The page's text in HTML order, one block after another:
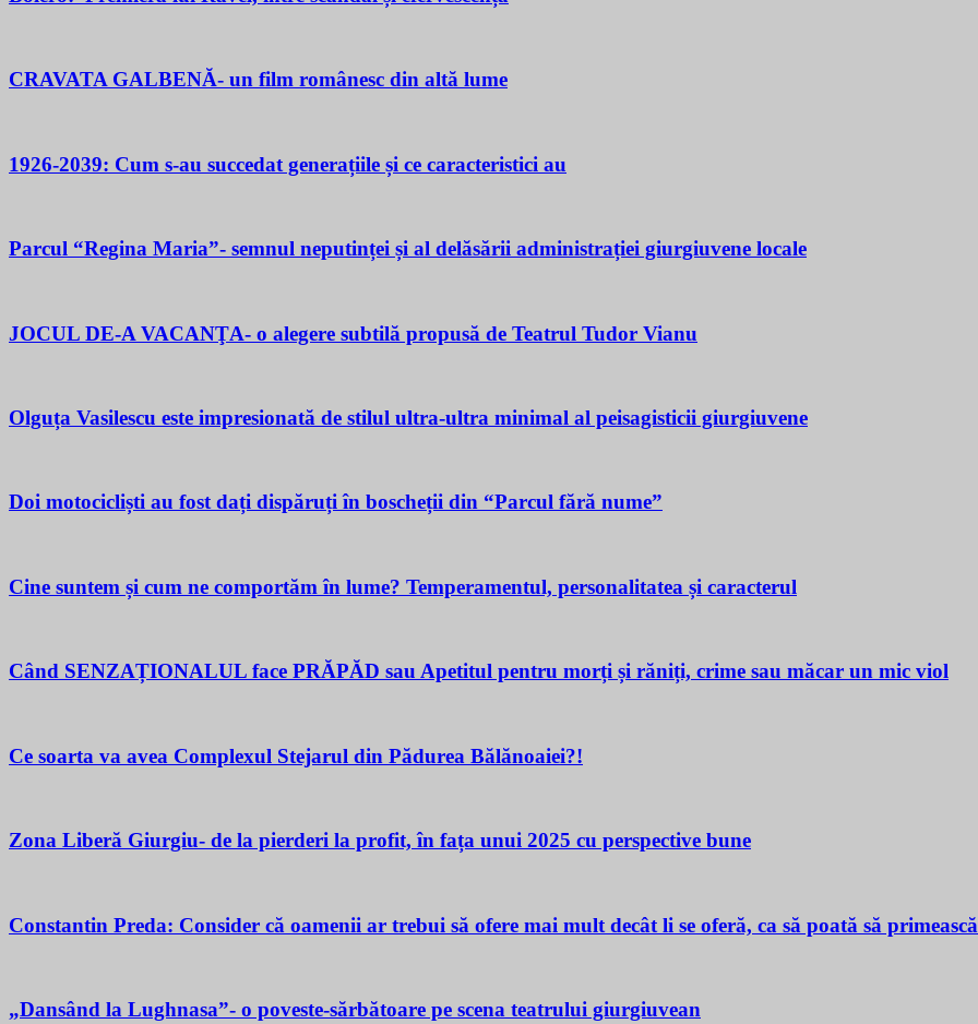
CRAVATA GALBENĂ- un film românesc din altă lume
1926-2039: Cum s-au succedat generațiile și ce caracteristici au
Parcul “Regina Maria”- semnul neputinței și al delăsării administrației giurgiuvene locale
JOCUL DE-A VACANŢA- o alegere subtilă propusă de Teatrul Tudor Vianu
Olguța Vasilescu este impresionată de stilul ultra-ultra minimal al peisagisticii giurgiuvene
Doi motocicliști au fost dați dispăruți în boscheții din “Parcul fără nume”
Cine suntem și cum ne comportăm în lume? Temperamentul, personalitatea și caracterul
Când SENZAȚIONALUL face PRĂPĂD sau Apetitul pentru morți și răniți, crime sau măcar un mic viol
Ce soarta va avea Complexul Stejarul din Pădurea Bălănoaiei?!
Zona Liberă Giurgiu- de la pierderi la profit, în fața unui 2025 cu perspective bune
Constantin Preda: Consider că oamenii ar trebui să ofere mai mult decât li se oferă, ca să poată să
„Dansând la Lughnasa”- o poveste-sărbătoare pe scena teatrului giurgiuvean